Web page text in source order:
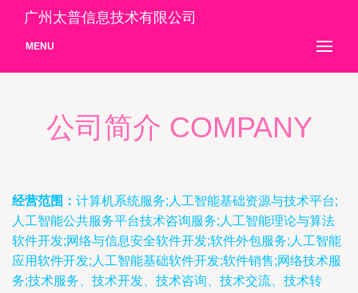
广州太普信息技术有限公司
MENU
公司简介 COMPANY
经营范围： 计算机系统服务;人工智能基础资源与技术平台;
人工智能公共服务平台技术咨询服务;人工智能理论与算法
软件开发;网络与信息安全软件开发;软件外包服务;人工智能
应用软件开发;人工智能基础软件开发;软件销售;网络技术服
务;技术服务、技术开发、技术咨询、技术交流、技术转